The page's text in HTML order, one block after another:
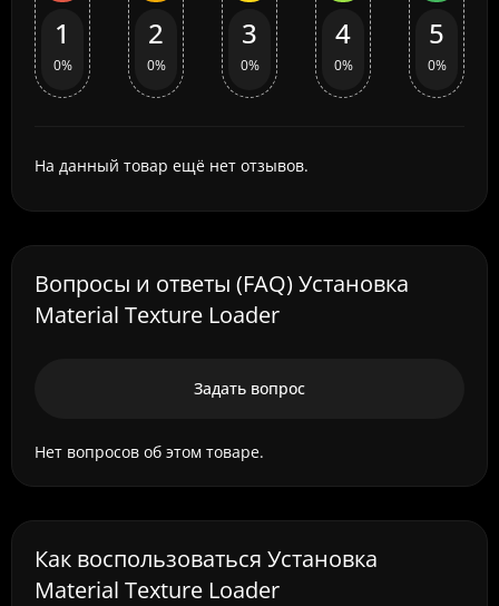
1
0%
2
0%
3
0%
4
0%
5
0%
На данный товар ещё нет отзывов.
Вопросы и ответы (FAQ) Установка
Material Texture Loader
Задать вопрос
Нет вопросов об этом товаре.
Как воспользоваться Установка
Material Texture Loader